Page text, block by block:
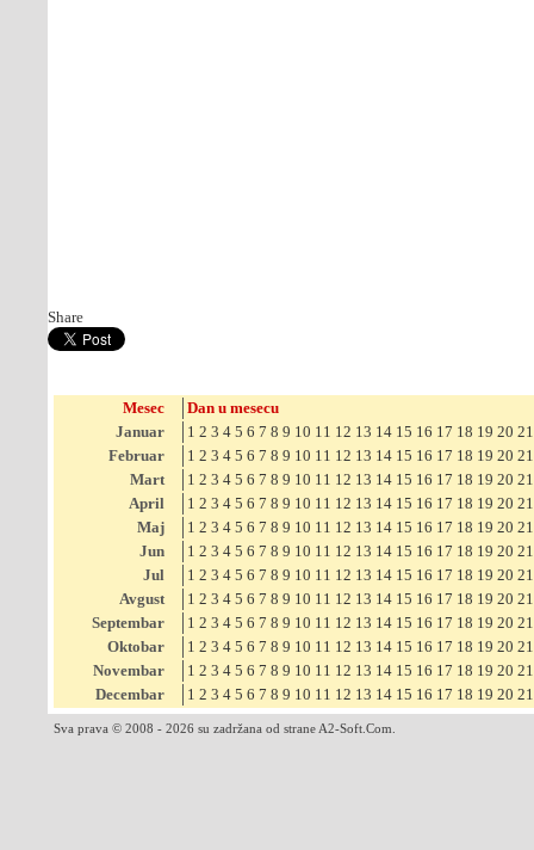
Share
Mesec
Dan u mesecu
Januar
1 2 3 4 5 6 7 8 9 10 11 12 13 14 15 16 17 18 19 20 21
Februar
1 2 3 4 5 6 7 8 9 10 11 12 13 14 15 16 17 18 19 20 21
Mart
1 2 3 4 5 6 7 8 9 10 11 12 13 14 15 16 17 18 19 20 21
April
1 2 3 4 5 6 7 8 9 10 11 12 13 14 15 16 17 18 19 20 21
Maj
1 2 3 4 5 6 7 8 9 10 11 12 13 14 15 16 17 18 19 20 21
Jun
1 2 3 4 5 6 7 8 9 10 11 12 13 14 15 16 17 18 19 20 21
Jul
1 2 3 4 5 6 7 8 9 10 11 12 13 14 15 16 17 18 19 20 21
Avgust
1 2 3 4 5 6 7 8 9 10 11 12 13 14 15 16 17 18 19 20 21
Septembar
1 2 3 4 5 6 7 8 9 10 11 12 13 14 15 16 17 18 19 20 21
Oktobar
1 2 3 4 5 6 7 8 9 10 11 12 13 14 15 16 17 18 19 20 21
Novembar
1 2 3 4 5 6 7 8 9 10 11 12 13 14 15 16 17 18 19 20 21
Decembar
1 2 3 4 5 6 7 8 9 10 11 12 13 14 15 16 17 18 19 20 21
Sva prava © 2008 - 2026 su zadržana od strane A2-Soft.Com.